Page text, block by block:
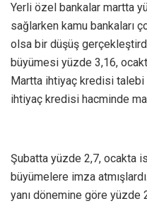
Yerli özel bankalar martta
sağlarken kamu bankaları
olsa bir düşüş
büyümesi yüzde 3,16,
Martta ihtiyaç kredisi talebi
ihtiyaç kredisi hacminde
Şubatta yüzde 2,7, ocakta
büyümelere imza
yanı dönemine göre yüzde